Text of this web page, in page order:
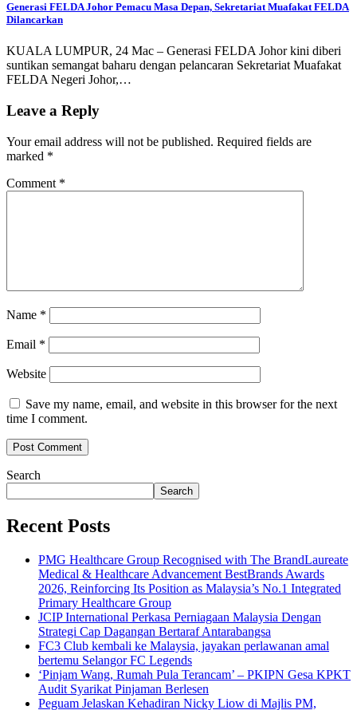
Generasi FELDA Johor Pemacu Masa Depan, Sekretariat Muafakat FELDA
Dilancarkan
KUALA LUMPUR, 24 Mac – Generasi FELDA Johor kini diberi
suntikan semangat baharu dengan pelancaran Sekretariat Muafakat
FELDA Negeri Johor,…
Leave a Reply
Your email address will not be published. Required fields are
marked *
Comment *
Name *
Email *
Website
Save my name, email, and website in this browser for the next
time I comment.
Search
Search
Recent Posts
PMG Healthcare Group Recognised with The BrandLaureate
Medical & Healthcare Advancement BestBrands Awards
2026, Reinforcing Its Position as Malaysia’s No.1 Integrated
Primary Healthcare Group
JCIP International Perkasa Perniagaan Malaysia Dengan
Strategi Cap Dagangan Bertaraf Antarabangsa
FC3 Club kembali ke Malaysia, jayakan perlawanan amal
bertemu Selangor FC Legends
‘Pinjam Wang, Rumah Pula Terancam’ – PKIPN Gesa KPKT
Audit Syarikat Pinjaman Berlesen
Peguam Jelaskan Kehadiran Nicky Liow di Majlis PM,